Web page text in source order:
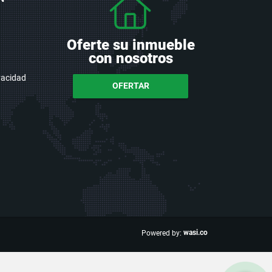
Oferte su inmueble
con nosotros
OFERTAR
Powered by: wasi.co